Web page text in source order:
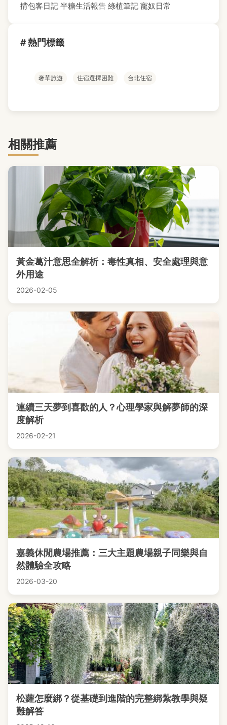
揹包客日記 半糖生活報告 綠植筆記 寵奴日常
# 熱門標籤
奢華旅遊 住宿選擇困難 台北住宿
相關推薦
黃金葛汁意思全解析：毒性真相、安全處理與意
外用途
2026-02-05
連續三天夢到喜歡的人？心理學家與解夢師的深
度解析
2026-02-21
嘉義休閒農場推薦：三大主題農場親子同樂與自
然體驗全攻略
2026-03-20
松蘿怎麼綁？從基礎到進階的完整綁紮教學與疑
難解答